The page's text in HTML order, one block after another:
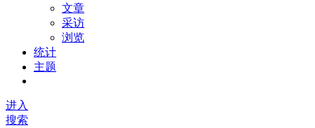
文章
采访
浏览
统计
主题
进入
搜索